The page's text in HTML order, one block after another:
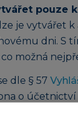
pouze
je vytvářet
dni. S
možná
dle § 57
o